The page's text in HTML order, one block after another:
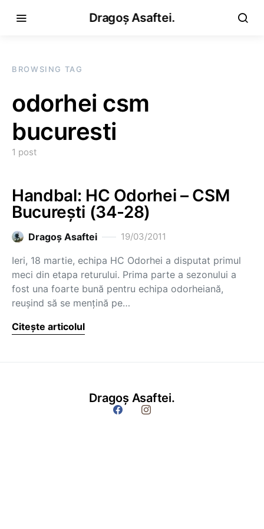
Dragoș Asaftei.
BROWSING TAG
odorhei csm
bucuresti
1 post
Handbal: HC Odorhei – CSM
Bucureşti (34-28)
Dragoş Asaftei 19/03/2011
Ieri, 18 martie, echipa HC Odorhei a disputat primul
meci din etapa returului. Prima parte a sezonului a
fost una foarte bună pentru echipa odorheiană,
reuşind să se menţină pe…
Citește articolul
Dragoș Asaftei.